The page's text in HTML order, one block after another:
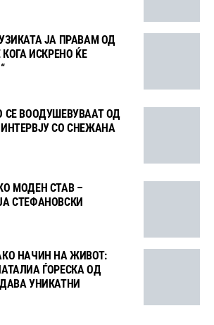
ЈА ПРАВАМ ОД
ИСКРЕНО ЌЕ
СЕ ВООДУШЕВУВААТ ОД
СО СНЕЖАНА
МОДЕН СТАВ –
СТЕФАНОВСКИ
НАЧИН НА ЖИВОТ:
ЃОРЕСКА ОД
УНИКАТНИ